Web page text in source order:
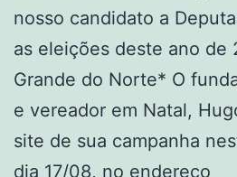
nosso candidato a
as eleições deste ano de
Grande do Norte* O
e vereador em Natal,
site de sua campanha
dia 17/08, no endereço